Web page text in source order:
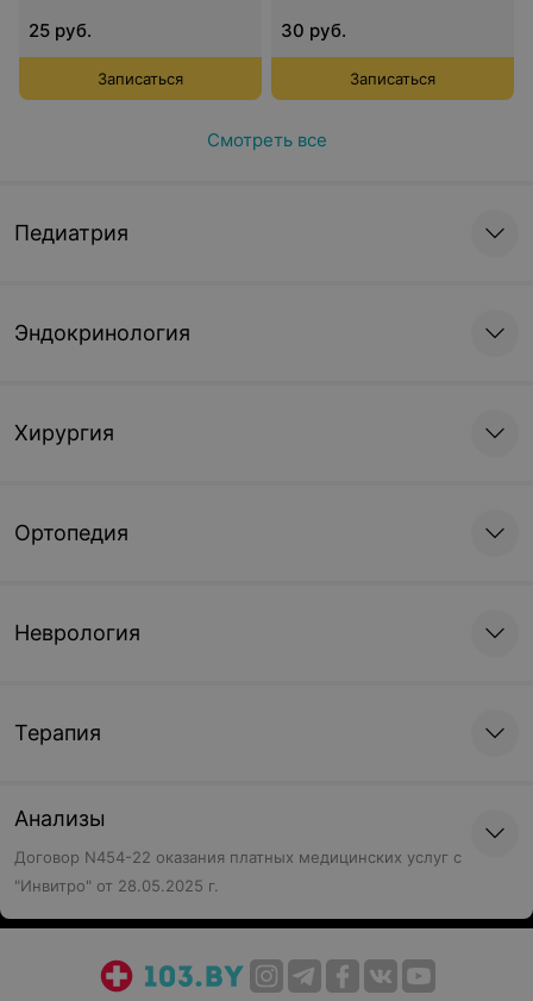
25 руб.
Записаться
30 руб.
Записаться
Смотреть все
Педиатрия
Эндокринология
Хирургия
Ортопедия
Неврология
Терапия
Анализы
Договор N454-22 оказания платных медицинских услуг с
"Инвитро" от 28.05.2025 г.